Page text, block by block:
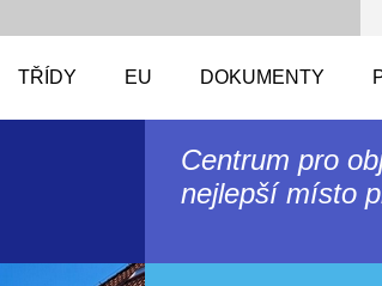
TŘÍDY EU DOKUMENTY
Centrum pro
nejlepší místo